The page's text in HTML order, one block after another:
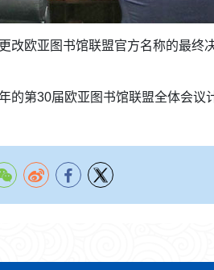
欧亚图书馆联盟官方名称的最终
第30届欧亚图书馆联盟全体会议